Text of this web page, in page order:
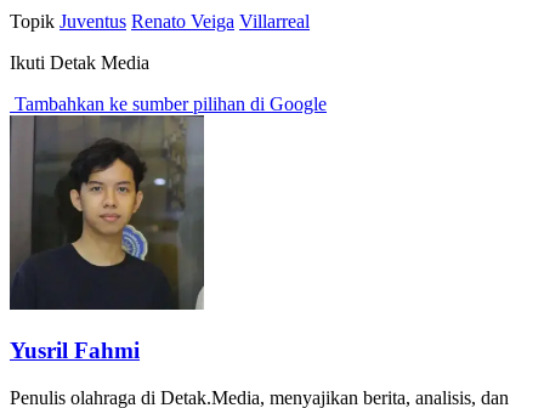
Topik Juventus Renato Veiga Villarreal
Ikuti Detak Media
Tambahkan ke sumber pilihan di Google
Yusril Fahmi
Penulis olahraga di Detak.Media, menyajikan berita, analisis, dan